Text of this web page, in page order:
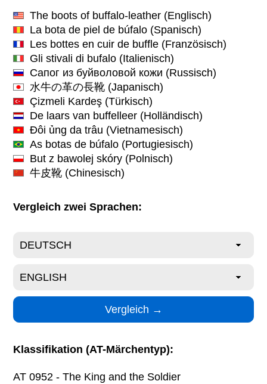
The boots of buffalo-leather (Englisch)
La bota de piel de búfalo (Spanisch)
Les bottes en cuir de buffle (Französisch)
Gli stivali di bufalo (Italienisch)
Сапог из буйволовой кожи (Russisch)
水牛の革の長靴 (Japanisch)
Çizmeli Kardeş (Türkisch)
De laars van buffelleer (Holländisch)
Đôi ủng da trâu (Vietnamesisch)
As botas de búfalo (Portugiesisch)
But z bawolej skóry (Polnisch)
牛皮靴 (Chinesisch)
Vergleich zwei Sprachen:
Klassifikation (AT-Märchentyp):
AT 0952 - The King and the Soldier